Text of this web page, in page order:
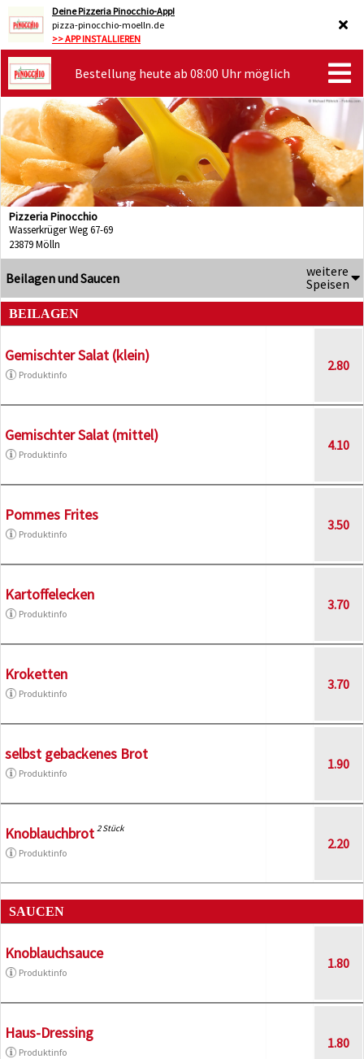
Deine Pizzeria Pinocchio-App!
pizza-pinocchio-moelln.de
>> APP INSTALLIEREN
Bestellung heute ab 08:00 Uhr möglich
Pizzeria Pinocchio
Wasserkrüger Weg 67-69
23879 Mölln
Beilagen und Saucen
weitere
Speisen
BEILAGEN
Gemischter Salat (klein)
Produktinfo
2.80
Gemischter Salat (mittel)
Produktinfo
4.10
Pommes Frites
Produktinfo
3.50
Kartoffelecken
Produktinfo
3.70
Kroketten
Produktinfo
3.70
selbst gebackenes Brot
Produktinfo
1.90
Knoblauchbrot 2 Stück
Produktinfo
2.20
SAUCEN
Knoblauchsauce
Produktinfo
1.80
Haus-Dressing
Produktinfo
1.80